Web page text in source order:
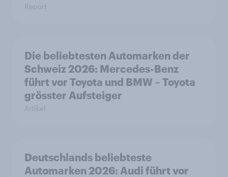
Report
Die beliebtesten Automarken der
Schweiz 2026: Mercedes-Benz
führt vor Toyota und BMW – Toyota
grösster Aufsteiger
Artikel
Deutschlands beliebteste
Automarken 2026: Audi führt vor